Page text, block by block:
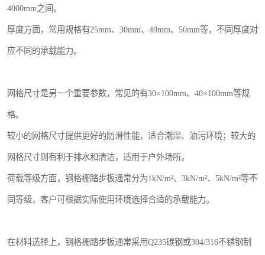
4000mm之间。
厚度方面，常用规格有25mm、30mm、40mm、50mm等，不同厚度对
应不同的承载能力。
网格尺寸是另一个重要参数，常见的有30×100mm、40×100mm等规
格。
较小的网格尺寸提供更好的防滑性能，适合潮湿、油污环境；较大的
网格尺寸则有利于排水和清洁，适用于户外场所。
荷载等级方面，钢格栅踏步板通常分为1kN/m²、3kN/m²、5kN/m²等不
同等级，客户可根据实际使用环境选择合适的承载能力。
在材料选择上，钢格栅踏步板通常采用Q235碳钢或304/316不锈钢制